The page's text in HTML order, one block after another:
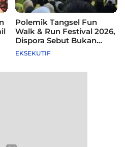
Polemik Tangsel Fun
Walk & Run Festival 2026,
Dispora Sebut Bukan
Agenda Pemkot
EKSEKUTIF